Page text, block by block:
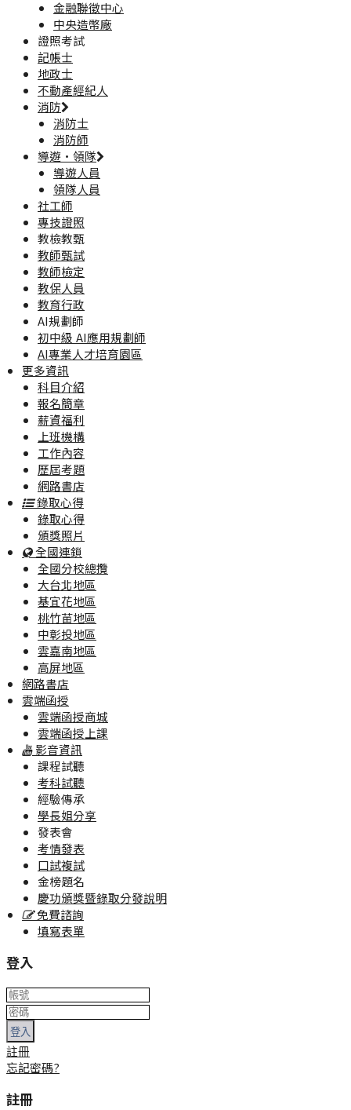
金融聯徵中心
中央造幣廠
證照考試
記帳士
地政士
不動產經紀人
消防
消防士
消防師
導遊·領隊
導遊人員
領隊人員
社工師
專技證照
教檢教甄
教師甄試
教師檢定
教保人員
教育行政
AI規劃師
初中級 AI應用規劃師
AI專業人才培育園區
更多資訊
科目介紹
報名簡章
薪資福利
上班機構
工作內容
歷屆考題
網路書店
錄取心得
錄取心得
頒獎照片
全國連鎖
全國分校總攬
大台北地區
基宜花地區
桃竹苗地區
中彰投地區
雲嘉南地區
高屏地區
網路書店
雲端函授
雲端函授商城
雲端函授上課
影音資訊
課程試聽
考科試聽
經驗傳承
學長姐分享
發表會
考情發表
口試複試
金榜題名
慶功頒獎暨錄取分發說明
免費諮詢
填寫表單
登入
登入
註冊
忘記密碼?
註冊